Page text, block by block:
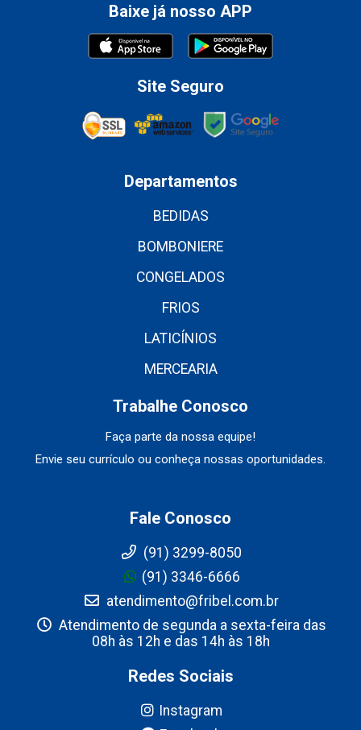
Baixe já nosso APP
Site Seguro
Departamentos
BEDIDAS
BOMBONIERE
CONGELADOS
FRIOS
LATICÍNIOS
MERCEARIA
Trabalhe Conosco
Faça parte da nossa equipe!
Envie seu currículo ou conheça nossas oportunidades.
Fale Conosco
(91) 3299-8050
(91) 3346-6666
atendimento@fribel.com.br
Atendimento de segunda a sexta-feira das
08h às 12h e das 14h às 18h
Redes Sociais
Instagram